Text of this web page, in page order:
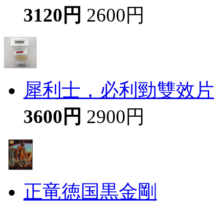
3120円 2600円
犀利士，必利勁雙效片
3600円 2900円
正竜徳国黒金剛